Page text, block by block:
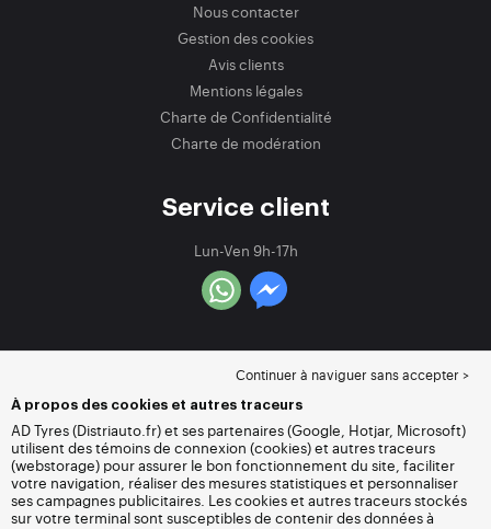
Nous contacter
Gestion des cookies
Avis clients
Mentions légales
Charte de Confidentialité
Charte de modération
Service client
Lun-Ven 9h-17h
Continuer à naviguer sans accepter >
À propos des cookies et autres traceurs
AD Tyres (Distriauto.fr) et ses partenaires (Google, Hotjar, Microsoft)
utilisent des témoins de connexion (cookies) et autres traceurs
(webstorage) pour assurer le bon fonctionnement du site, faciliter
votre navigation, réaliser des mesures statistiques et personnaliser
ses campagnes publicitaires. Les cookies et autres traceurs stockés
sur votre terminal sont susceptibles de contenir des données à